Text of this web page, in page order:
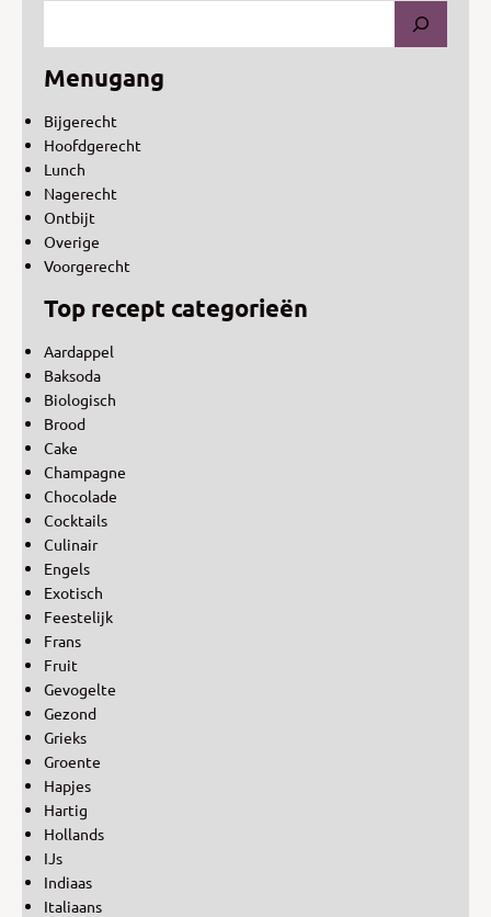
Menugang
Bijgerecht
Hoofdgerecht
Lunch
Nagerecht
Ontbijt
Overige
Voorgerecht
Top recept categorieën
Aardappel
Baksoda
Biologisch
Brood
Cake
Champagne
Chocolade
Cocktails
Culinair
Engels
Exotisch
Feestelijk
Frans
Fruit
Gevogelte
Gezond
Grieks
Groente
Hapjes
Hartig
Hollands
IJs
Indiaas
Italiaans